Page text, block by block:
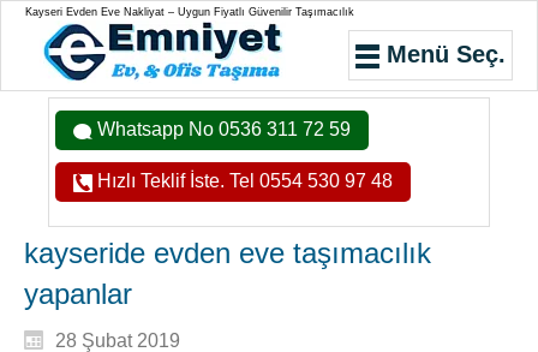
Kayseri Evden Eve Nakliyat – Uygun Fiyatlı Güvenilir Taşımacılık
Menü Seç.
Whatsapp No 0536 311 72 59
Hızlı Teklif İste. Tel 0554 530 97 48
kayseride evden eve taşımacılık
yapanlar
28 Şubat 2019